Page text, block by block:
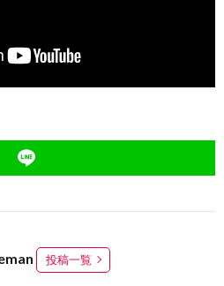
投稿一覧